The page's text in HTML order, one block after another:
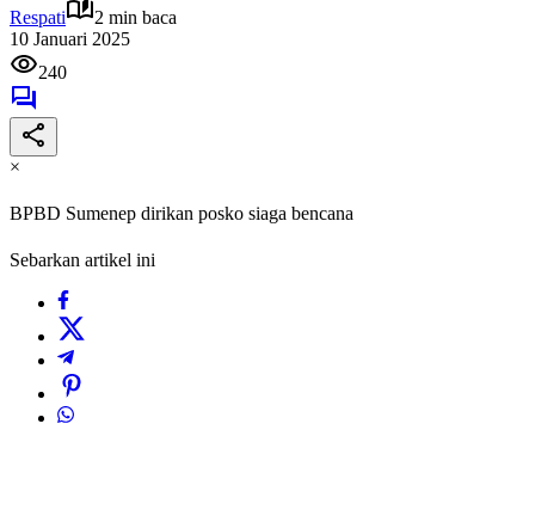
Respati
2 min baca
10 Januari 2025
240
×
BPBD Sumenep dirikan posko siaga bencana
Sebarkan artikel ini